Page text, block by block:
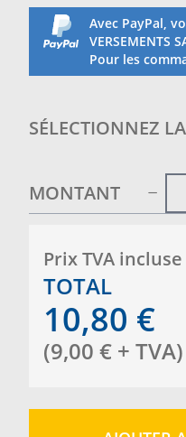
Avec PayPal,
VERSEMENTS
Pour les
SÉLECTIONNEZ
MONTANT
Prix ​​TVA incluse
TOTAL
10,80 €
(9,00 € + TVA)